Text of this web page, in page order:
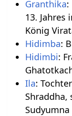
Granthika:
13. Jahres
König
Hidimba:
Hidimbi:
Ila:
Shraddha,
Sudyumna